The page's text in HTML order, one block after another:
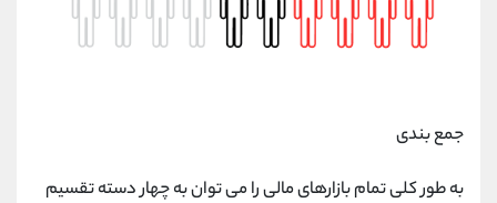
جمع بندی
به طور کلی تمام بازارهای مالی را می توان به چهار دسته تقسیم